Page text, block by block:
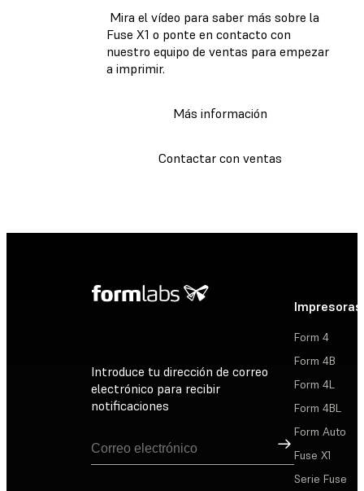
Mira el vídeo para saber más sobre la
Fuse X1 o ponte en contacto con
nuestro equipo de ventas para empezar
a imprimir.
Más información
Contactar con ventas
Introduce tu dirección de correo
electrónico para recibir
notificaciones
Suscribirse
Impresoras
Form 4
Form 4B
Form 4L
Form 4BL
Form Auto
Fuse X1
Serie Fuse